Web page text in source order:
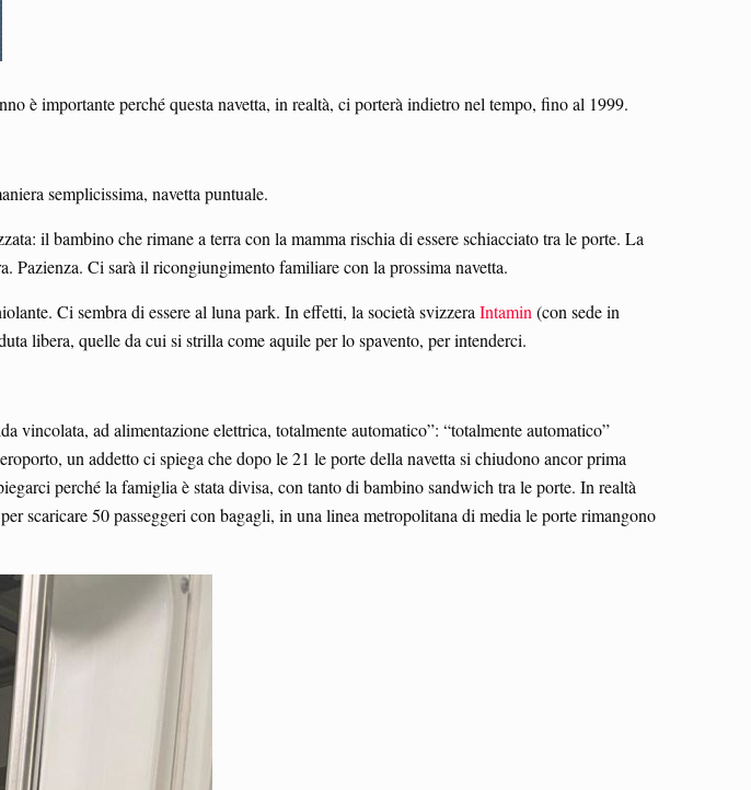
è importante perché questa navetta, in realtà, ci porterà indietro nel tempo, fino al 1999.
semplicissima, navetta puntuale.
il bambino che rimane a terra con la mamma rischia di essere schiacciato tra le porte. La
Pazienza. Ci sarà il ricongiungimento familiare con la prossima navetta.
Ci sembra di essere al luna park. In effetti, la società svizzeraIntamin(con sede in
libera, quelle da cui si strilla come aquile per lo spavento, per intenderci.
vincolata, ad alimentazione elettrica, totalmente automatico”: “totalmente automatico”
un addetto ci spiega che dopo le 21 le porte della navetta si chiudono ancor prima
perché la famiglia è stata divisa, con tanto di bambino sandwich tra le porte. In realtà
scaricare 50 passeggeri con bagagli, in una linea metropolitana di media le porte rimangono